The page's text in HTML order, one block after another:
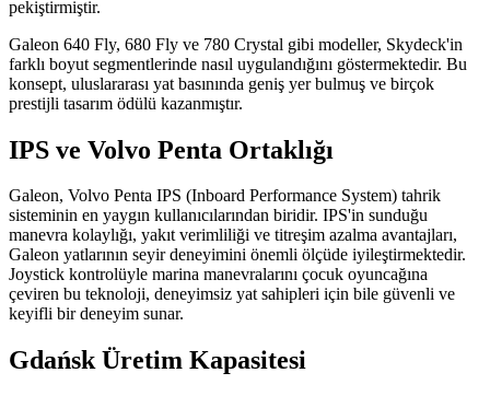
pekiştirmiştir.
Galeon 640 Fly, 680 Fly ve 780 Crystal gibi modeller, Skydeck'in
farklı boyut segmentlerinde nasıl uygulandığını göstermektedir. Bu
konsept, uluslararası yat basınında geniş yer bulmuş ve birçok
prestijli tasarım ödülü kazanmıştır.
IPS ve Volvo Penta Ortaklığı
Galeon, Volvo Penta IPS (Inboard Performance System) tahrik
sisteminin en yaygın kullanıcılarından biridir. IPS'in sunduğu
manevra kolaylığı, yakıt verimliliği ve titreşim azalma avantajları,
Galeon yatlarının seyir deneyimini önemli ölçüde iyileştirmektedir.
Joystick kontrolüyle marina manevralarını çocuk oyuncağına
çeviren bu teknoloji, deneyimsiz yat sahipleri için bile güvenli ve
keyifli bir deneyim sunar.
Gdańsk Üretim Kapasitesi